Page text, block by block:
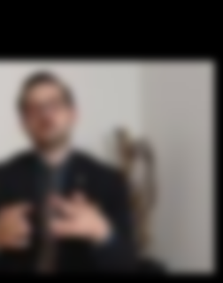
KundenApp
Kontakt